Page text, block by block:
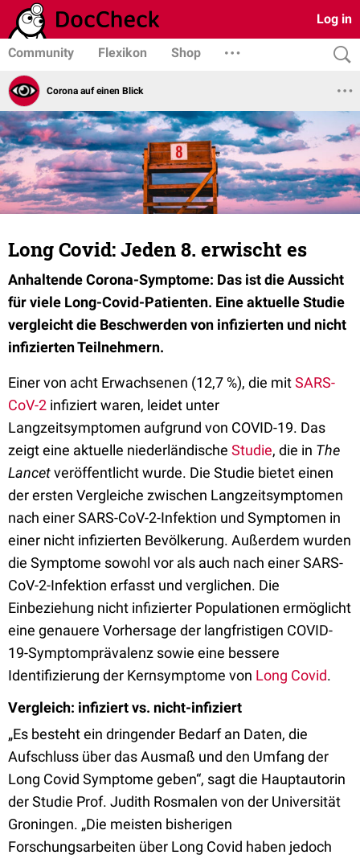
Log in
Community Flexikon Shop
Corona auf einen Blick
Long Covid: Jeden 8. erwischt es
Anhaltende Corona-Symptome: Das ist die Aussicht
für viele Long-Covid-Patienten. Eine aktuelle Studie
vergleicht die Beschwerden von infizierten und nicht
infizierten Teilnehmern.
Einer von acht Erwachsenen (12,7 %), die mitSARS-
CoV-2 infiziert waren, leidet unter
Langzeitsymptomen aufgrund von COVID-19. Das
zeigt eine aktuelle niederländische Studie, die in The
Lancetveröffentlicht wurde. Die Studie bietet einen
der ersten Vergleiche zwischen Langzeitsymptomen
nach einer SARS-CoV-2-Infektion und Symptomen in
einer nicht infizierten Bevölkerung. Außerdem wurden
die Symptome sowohl vor als auch nach einer SARS-
CoV-2-Infektion erfasst und verglichen. Die
Einbeziehung nicht infizierter Populationen ermöglicht
eine genauere Vorhersage der langfristigen COVID-
19-Symptomprävalenz sowie eine bessere
Identifizierung der Kernsymptome von Long Covid.
Vergleich: infiziert vs. nicht-infiziert
„Es besteht ein dringender Bedarf an Daten, die
Aufschluss über das Ausmaß und den Umfang der
Long Covid Symptome geben“, sagt die Hauptautorin
der Studie Prof. Judith Rosmalen von der Universität
Groningen. „Die meisten bisherigen
Forschungsarbeiten über Long Covid haben jedoch